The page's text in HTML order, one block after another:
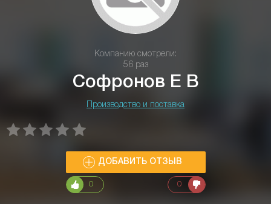
Компанию смотрели:
56 раз
Cофронов Е В
Производство и поставка
ДОБАВИТЬ ОТЗЫВ
0 0